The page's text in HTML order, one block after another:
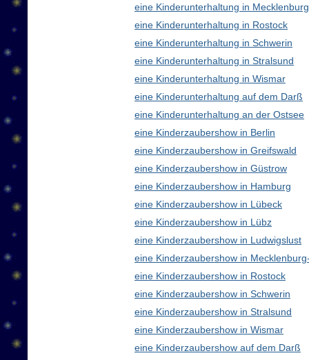
eine Kinderunterhaltung in
eine Kinderunterhaltung in Rostock
eine Kinderunterhaltung in Schwerin
eine Kinderunterhaltung in Stralsund
eine Kinderunterhaltung in Wismar
eine Kinderunterhaltung auf dem Darß
eine Kinderunterhaltung an der Ostsee
eine Kinderzaubershow in Berlin
eine Kinderzaubershow in Greifswald
eine Kinderzaubershow in Güstrow
eine Kinderzaubershow in Hamburg
eine Kinderzaubershow in Lübeck
eine Kinderzaubershow in Lübz
eine Kinderzaubershow in Ludwigslust
eine Kinderzaubershow in
eine Kinderzaubershow in Rostock
eine Kinderzaubershow in Schwerin
eine Kinderzaubershow in Stralsund
eine Kinderzaubershow in Wismar
eine Kinderzaubershow auf dem Darß